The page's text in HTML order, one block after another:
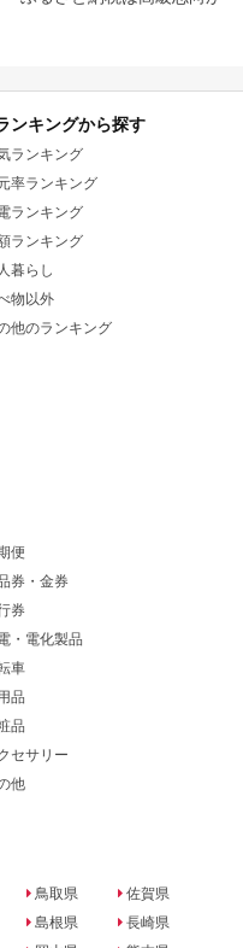
ンキングから探す
ランキング
率ランキング
ランキング
ランキング
暮らし
物以外
他のランキング
便
券・金券
券
・電化製品
車
品
品
セサリー
他
鳥取県
島根県
佐賀県
長崎県